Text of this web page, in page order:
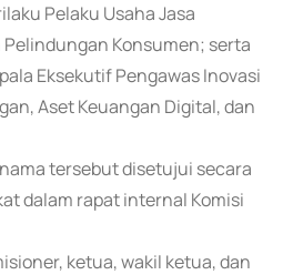
Pelaku Usaha Jasa
Pelindungan Konsumen; serta
Eksekutif Pengawas Inovasi
Aset Keuangan Digital, dan
tersebut disetujui secara
dalam rapat internal Komisi
ketua, wakil ketua, dan